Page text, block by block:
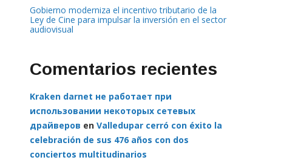
Gobierno moderniza el incentivo tributario de la
Ley de Cine para impulsar la inversión en el sector
audiovisual
Comentarios recientes
Kraken darnet не работает при
использовании некоторых сетевых
драйверов en Valledupar cerró con éxito la
celebración de sus 476 años con dos
conciertos multitudinarios